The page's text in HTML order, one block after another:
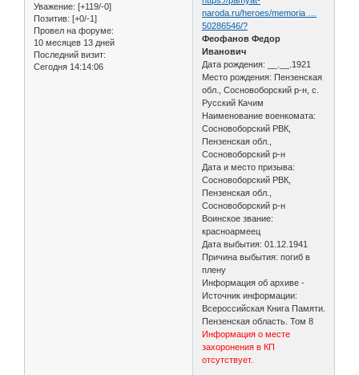
Уважение: [+119/-0]
Позитив: [+0/-1]
Провел на форуме:
10 месяцев 13 дней
Последний визит:
Сегодня 14:14:06
naroda.ru/heroes/memoria …
50286546/?
Феофанов Федор
Иванович
Дата рождения: __.__.1921
Место рождения: Пензенская
обл., Сосновоборский р-н, с.
Русский Качим
Наименование военкомата:
Сосновоборский РВК,
Пензенская обл.,
Сосновоборский р-н
Дата и место призыва:
Сосновоборский РВК,
Пензенская обл.,
Сосновоборский р-н
Воинское звание:
красноармеец
Дата выбытия: 01.12.1941
Причина выбытия: погиб в
плену
Информация об архиве -
Источник информации:
Всероссийская Книга Памяти.
Пензенская область. Том 8
Информация о месте
захоронения в КП
отсутствует.